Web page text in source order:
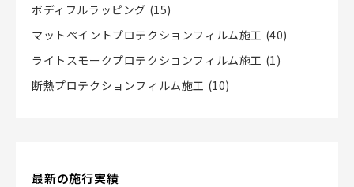
ボディフルラッピング (15)
マットペイントプロテクションフィルム施工 (40)
ライトスモークプロテクションフィルム施工 (1)
断熱プロテクションフィルム施工 (10)
最新の施行実績